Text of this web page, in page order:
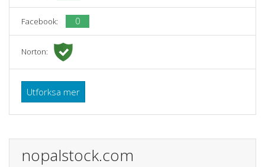
Facebook: 0
Norton:
Utforksa mer
nopalstock.com